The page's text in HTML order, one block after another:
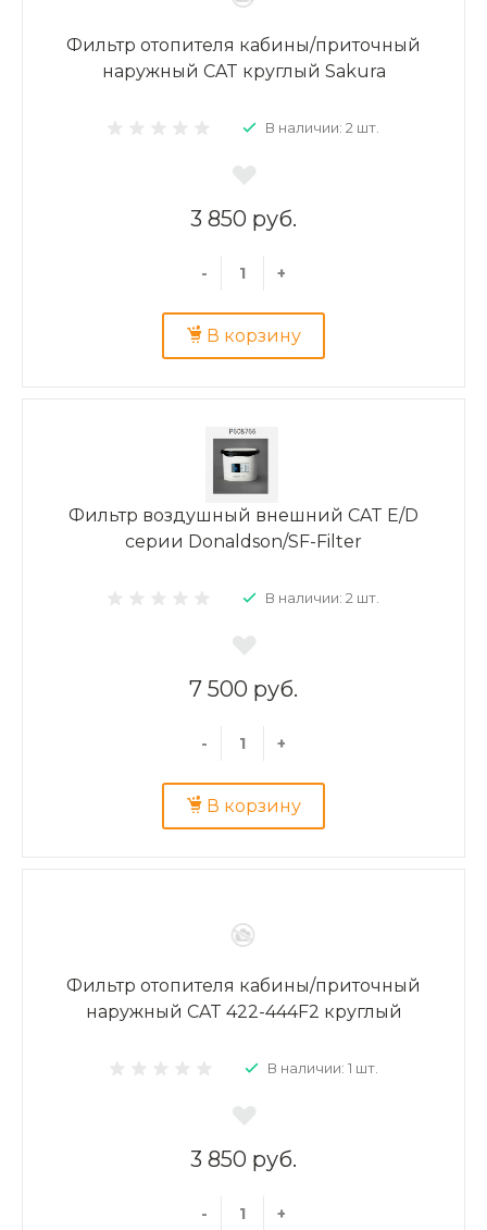
Фильтр отопителя кабины/приточный
наружный CAT круглый Sakura
В наличии: 2 шт.
3 850 руб.
- +
В корзину
Фильтр воздушный внешний CAT E/D
серии Donaldson/SF-Filter
В наличии: 2 шт.
7 500 руб.
- +
В корзину
Фильтр отопителя кабины/приточный
наружный CAT 422-444F2 круглый
В наличии: 1 шт.
3 850 руб.
- +